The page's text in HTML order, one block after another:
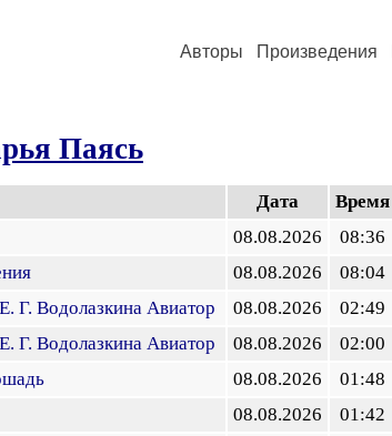
Авторы Произведения
Паясь
Дата Время
08.08.2026 08:36
08.08.2026 08:04
Г. Водолазкина Авиатор 08.08.2026 02:49
Г. Водолазкина Авиатор 08.08.2026 02:00
08.08.2026 01:48
08.08.2026 01:42